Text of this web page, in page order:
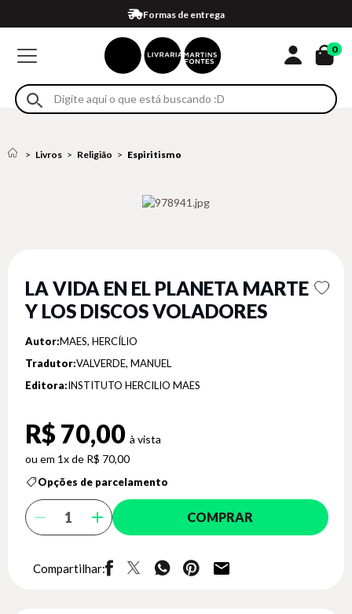
Formas de entrega
Compra 100% segura
Em até 4x sem juros no cartão*
Retire na loja
Eventos
0
Livros Religião Espiritismo
LA VIDA EN EL PLANETA MARTE
Y LOS DISCOS VOLADORES
Autor:MAES, HERCÍLIO
Tradutor:VALVERDE, MANUEL
Editora:INSTITUTO HERCILIO MAES
R$ 70,00
1x de R$ 70,00
Opções de parcelamento
COMPRAR
Compartilhar: